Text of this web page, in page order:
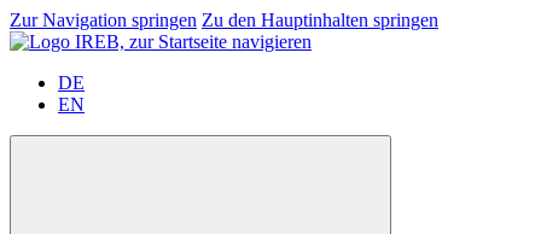
Zur Navigation springen Zu den Hauptinhalten springen
DE
EN